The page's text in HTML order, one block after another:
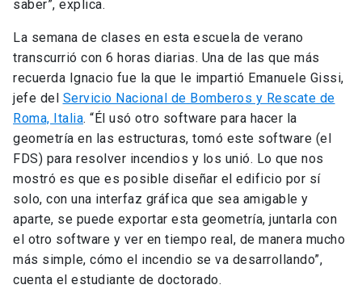
saber”, explica.
La semana de clases en esta escuela de verano
transcurrió con 6 horas diarias. Una de las que más
recuerda Ignacio fue la que le impartió Emanuele Gissi,
jefe del Servicio Nacional de Bomberos y Rescate de
Roma, Italia. “Él usó otro software para hacer la
geometría en las estructuras, tomó este software (el
FDS) para resolver incendios y los unió. Lo que nos
mostró es que es posible diseñar el edificio por sí
solo, con una interfaz gráfica que sea amigable y
aparte, se puede exportar esta geometría, juntarla con
el otro software y ver en tiempo real, de manera mucho
más simple, cómo el incendio se va desarrollando”,
cuenta el estudiante de doctorado.